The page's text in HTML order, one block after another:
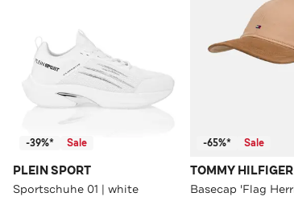
-39%* Sale
PLEIN SPORT
Sportschuhe 01 | white
-65%* Sale
TOMMY HILFIGER